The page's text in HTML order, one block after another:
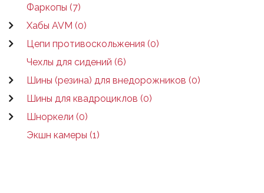
Фаркопы (7)
Хабы AVM (0)
Цепи противоскольжения (0)
Чехлы для сидений (6)
Шины (резина) для внедорожников (0)
Шины для квадроциклов (0)
Шноркели (0)
Экшн камеры (1)